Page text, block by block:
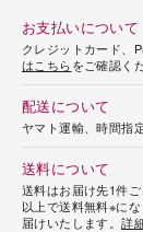
お支払いについて
クレジットカード、
はこちらをご確認く
配送について
ヤマト運輸、時間指
送料について
送料はお届け先1件
以上で送料無料※に
届けいたします。詳